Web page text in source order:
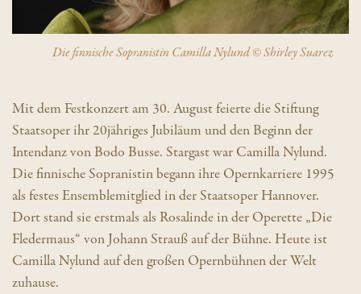
Die finnische Sopranistin Camilla Nylund © Shirley Suarez
Mit dem Festkonzert am 30. August feierte die Stiftung
Staatsoper ihr 20jähriges Jubiläum und den Beginn der
Intendanz von Bodo Busse. Stargast war Camilla Nylund.
Die finnische Sopranistin begann ihre Opernkarriere 1995
als festes Ensemblemitglied in der Staatsoper Hannover.
Dort stand sie erstmals als Rosalinde in der Operette „Die
Fledermaus“ von Johann Strauß auf der Bühne. Heute ist
Camilla Nylund auf den großen Opernbühnen der Welt
zuhause.